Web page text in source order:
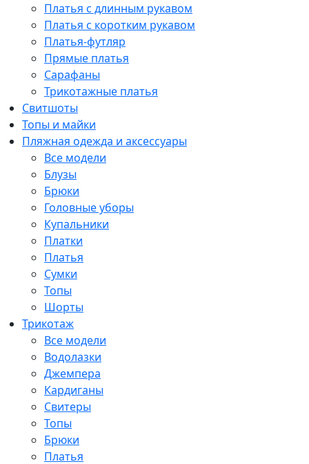
Платья с длинным рукавом
Платья с коротким рукавом
Платья-футляр
Прямые платья
Сарафаны
Трикотажные платья
Свитшоты
Топы и майки
Пляжная одежда и аксессуары
Все модели
Блузы
Брюки
Головные уборы
Купальники
Платки
Платья
Сумки
Топы
Шорты
Трикотаж
Все модели
Водолазки
Джемпера
Кардиганы
Свитеры
Топы
Брюки
Платья